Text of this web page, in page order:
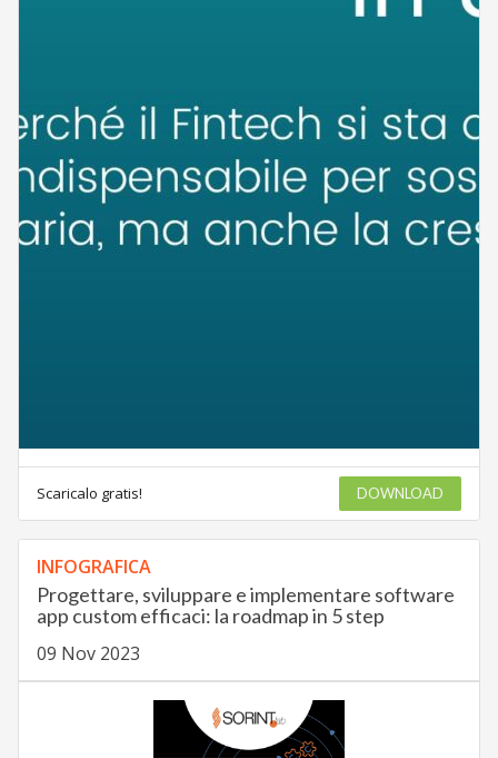
Scaricalo gratis! DOWNLOAD
INFOGRAFICA
Progettare, sviluppare e implementare software
app custom efficaci: la roadmap in 5 step
09 Nov 2023